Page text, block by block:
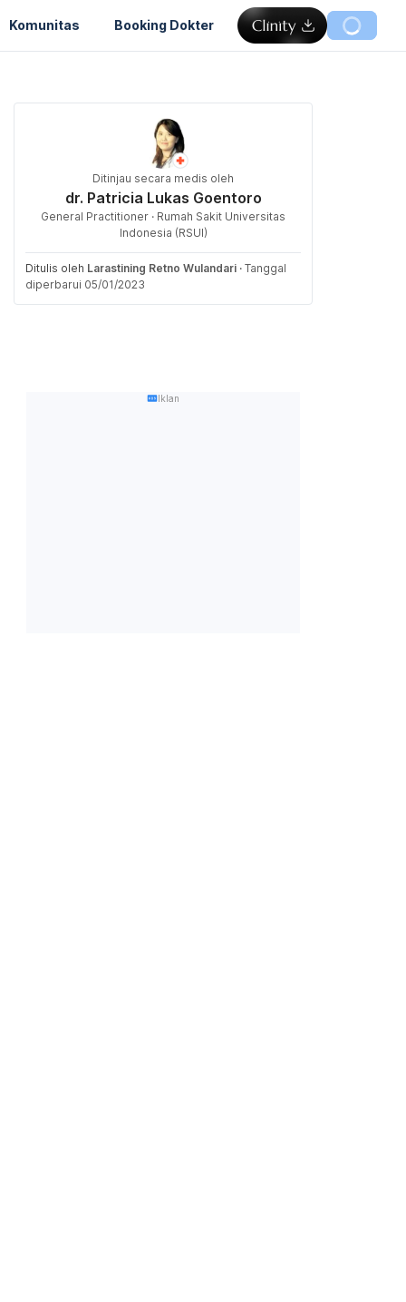
Komunitas Booking Dokter
Ditinjau secara medis oleh
dr. Patricia Lukas Goentoro
General Practitioner · Rumah Sakit Universitas
Indonesia (RSUI)
Ditulis oleh Larastining Retno Wulandari · Tanggal
diperbarui 05/01/2023
Iklan